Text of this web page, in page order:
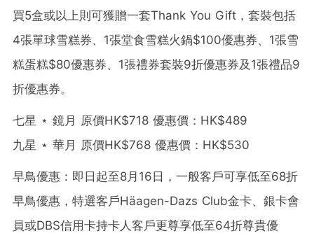
買5盒或以上則可獲贈一套Thank You Gift，套裝包括
4張單球雪糕券、1張堂食雪糕火鍋$100優惠券、1張雪
糕蛋糕$80優惠券、1張禮券套裝9折優惠券及1張禮品9
折優惠券。
七星 ⋆ 鏡月 原價HK$718 優惠價：HK$489
九星 ⋆ 華月 原價HK$768 優惠價：HK$530
早鳥優惠：即日起至8月16日，一般客戶可享低至68折
早鳥優惠，特選客戶Häagen-Dazs Club金卡、銀卡會
員或DBS信用卡持卡人客戶更尊享低至64折尊貴優